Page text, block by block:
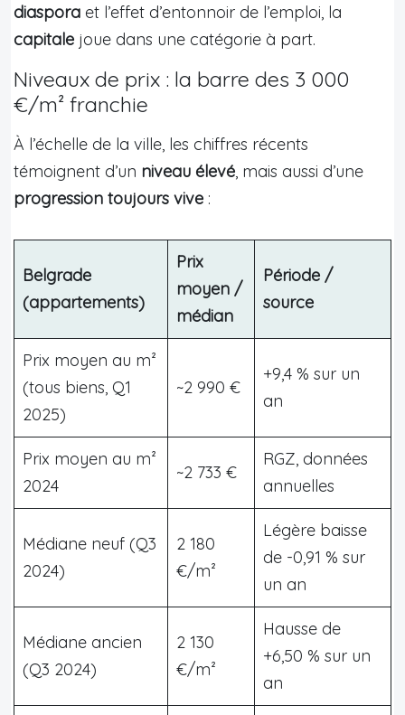
diaspora et l’effet d’entonnoir de l’emploi, la
capitale joue dans une catégorie à part.
Niveaux de prix : la barre des 3 000
€/m² franchie
À l’échelle de la ville, les chiffres récents
témoignent d’un niveau élevé, mais aussi d’une
progression toujours vive :
Belgrade
(appartements)
Prix
moyen /
médian
Période /
source
Prix moyen au m²
(tous biens, Q1
2025)
~2 990 €
+9,4 % sur un
an
Prix moyen au m²
2024
~2 733 €
RGZ, données
annuelles
Médiane neuf (Q3
2024)
2 180
€/m²
Légère baisse
de -0,91 % sur
un an
Médiane ancien
(Q3 2024)
2 130
€/m²
Hausse de
+6,50 % sur un
an